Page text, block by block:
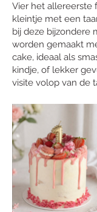
Vier het allereerste
kleintje met een
bij deze bijzondere
worden gemaakt
cake, ideaal als
kindje, of lekker
visite volop van de